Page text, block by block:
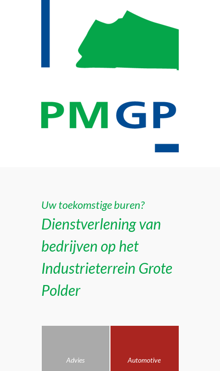
Uw toekomstige buren?
Dienstverlening van
bedrijven op het
Industrieterrein Grote
Polder
Advies Automotive